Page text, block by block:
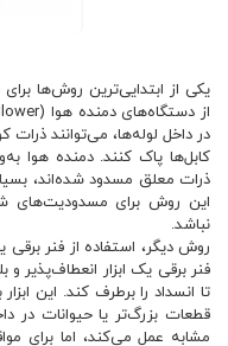
یکی از ابتدایی‌ترین روش‌ها
در داخل لوله‌ها، می‌توانند ذرات
کابل‌ها پاک کنند. دمنده هوا
ذرات معلق مسدود شده‌اند،
این روش برای مسدودیت‌های
نباشد.
روش دیگر، استفاده از فنر
فنر برقی یک ابزار انعطاف‌پذیر
تا انسداد را برطرف کند. این
قطعات بزرگ‌تر یا حیوانات در
مشابه عمل می‌کند، اما برای